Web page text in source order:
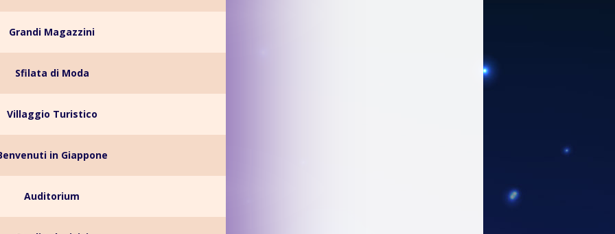
Grandi Magazzini
Sfilata di Moda
Villaggio Turistico
in Giappone
Auditorium